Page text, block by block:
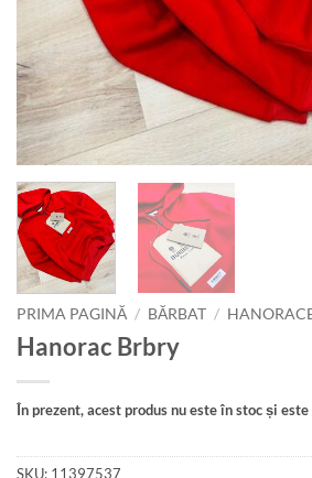
PRIMA PAGINĂ / BĂRBAT /
Hanorac Brbry
În prezent, acest produs nu este în stoc și
SKU: 11397537